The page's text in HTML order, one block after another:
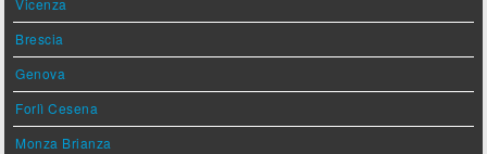
Vicenza
Brescia
Genova
Forlì Cesena
Monza Brianza